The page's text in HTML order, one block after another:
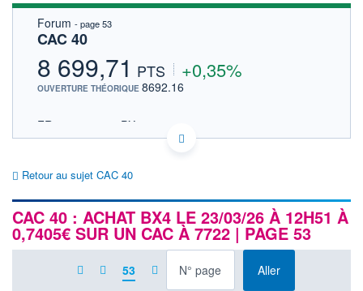
HISTORIQUE
Forum - page 53
CAC 40
8 699,71 PTS +0,35%
OUVERTURE THÉORIQUE 8692.16
FR0003500008 PX1
EURONEXT PARIS DONNÉES TEMPS RÉEL
8 700
Retour au sujet CAC 40
CAC 40 : ACHAT BX4 LE 23/03/26 À 12H51 À
0,7405€ SUR UN CAC À 7722 | PAGE 53
53 Allerà la page